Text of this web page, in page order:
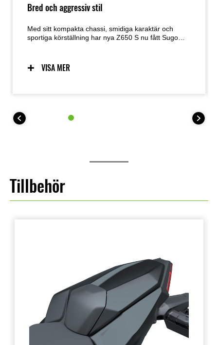
Bred och aggressiv stil
Med sitt kompakta chassi, smidiga karaktär och
sportiga körställning har nya Z650 S nu fått Sugomi-
synas på en imponerande motorcykel – men som
samtidigt uppskattar en körvänlig och lättillgänglig
VISA MER
Tillbehör